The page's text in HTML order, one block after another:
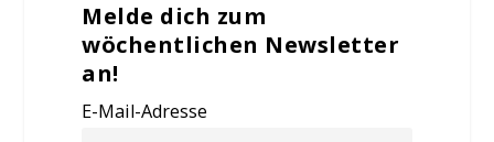
Melde dich zum
wöchentlichen Newsletter
an!
E-Mail-Adresse